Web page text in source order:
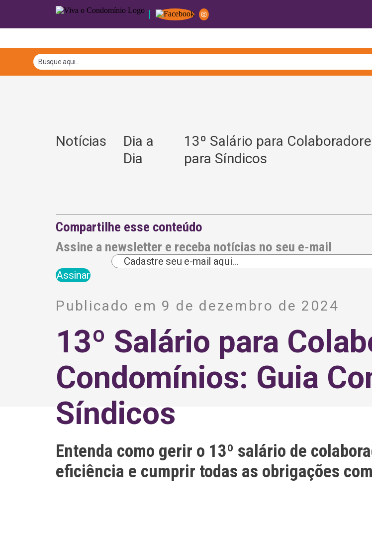
Notícias
Dia a
Dia
13º Salário para
para Síndicos
Compartilhe esse conteúdo
Assine a newsletter e receba notícias no seu e-mail
e
n
v
e
Publicado em 9 de dezembro de 2024
13º Salário para
Condomínios: Guia
Síndicos
Entenda como gerir o 13º salário de
eficiência e cumprir todas as obrigações